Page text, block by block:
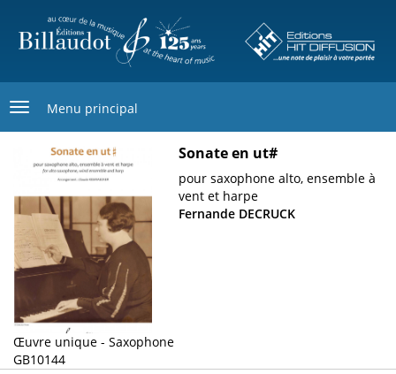
contenu
Menu principal
Sonate en ut#
Sous-
titre
pour saxophone alto, ensemble à
vent et harpe
Fernande DECRUCK
Œuvre unique - Saxophone
Cotage
GB10144